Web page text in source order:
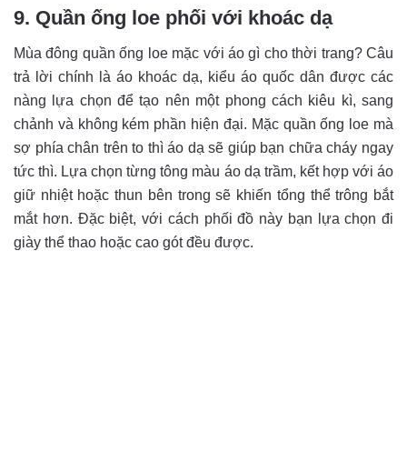
9. Quần ống loe phối với khoác dạ
Mùa đông quần ống loe mặc với áo gì cho thời trang? Câu
trả lời chính là áo khoác dạ, kiểu áo quốc dân được các
nàng lựa chọn để tạo nên một phong cách kiêu kì, sang
chảnh và không kém phần hiện đại. Mặc quần ống loe mà
sợ phía chân trên to thì áo dạ sẽ giúp bạn chữa cháy ngay
tức thì. Lựa chọn từng tông màu áo dạ trầm, kết hợp với áo
giữ nhiệt hoặc thun bên trong sẽ khiến tổng thể trông bắt
mắt hơn. Đặc biệt, với cách phối đồ này bạn lựa chọn đi
giày thể thao hoặc cao gót đều được.